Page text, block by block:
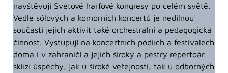
navštěvují Světové harfové kongresy po celém světě.
Vedle sólových a komorních koncertů je nedílnou
součástí jejich aktivit také orchestrální a pedagogická
činnost. Vystupují na koncertních pódiích a festivalech
doma i v zahraničí a jejich široký a pestrý repertoár
sklízí úspěchy, jak u široké veřejnosti, tak u odborných